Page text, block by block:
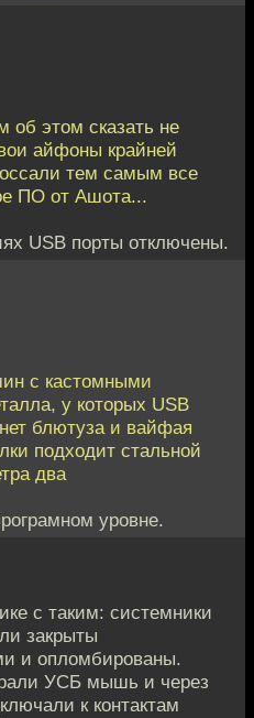
этом сказать не
айфоны крайней
тем самым все
ПО от Ашота...
USB порты отключены.
с кастомными
у которых USB
блютуза и вайфая
подходит стальной
два
уровне.
с таким: системники
закрыты
и опломбированы.
УСБ мышь и через
к контактам